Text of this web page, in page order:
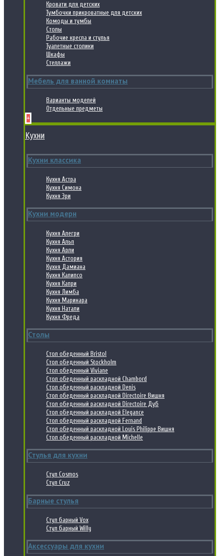
Кровати для детских
Тумбочки прикроватные для детских
Комоды и тумбы
Столы
Рабочие кресла и стулья
Туалетные столики
Шкафы
Стеллажи
Мебель для ванной комнаты
Варианты моделей
Отдельные предметы
+
Кухни
Кухни классика
Кухня Астра
Кухня Симона
Кухня Эри
Кухни модерн
Кухня Алегри
Кухня Альп
Кухня Арли
Кухня Астория
Кухня Дамиана
Кухня Калипсо
Кухня Капри
Кухня Лимба
Кухня Маринара
Кухня Натали
Кухня Фреда
Столы
Стол обеденный Bristol
Стол обеденный Stockholm
Стол обеденный Viviane
Стол обеденный раскладной Chambord
Стол обеденный раскладной Denis
Стол обеденный раскладной Directoire Вишня
Стол обеденный раскладной Directoire Дуб
Стол обеденный раскладной Elegance
Стол обеденный раскладной Fernand
Стол обеденный раскладной Louis Philippe Вишня
Стол обеденный раскладной Michelle
Стулья для кухни
Стул Cosmos
Стул Cruz
Барные стулья
Стул барный Vox
Стул барный Willy
Аксессуары для кухни